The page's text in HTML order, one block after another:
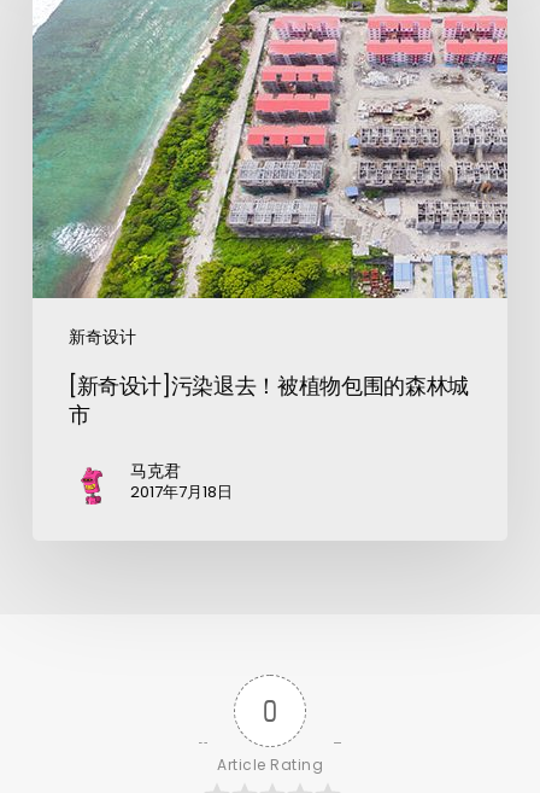
新奇设计
[新奇设计]污染退去！被植物包围的森林城
市
马克君
2017年7月18日
0
Article Rating